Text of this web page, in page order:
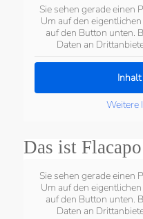
Sie sehen gerade
Um auf den
auf den Button unten.
Daten an
Weitere
Das ist Flacapo
Sie sehen gerade
Um auf den
auf den Button unten.
Daten an